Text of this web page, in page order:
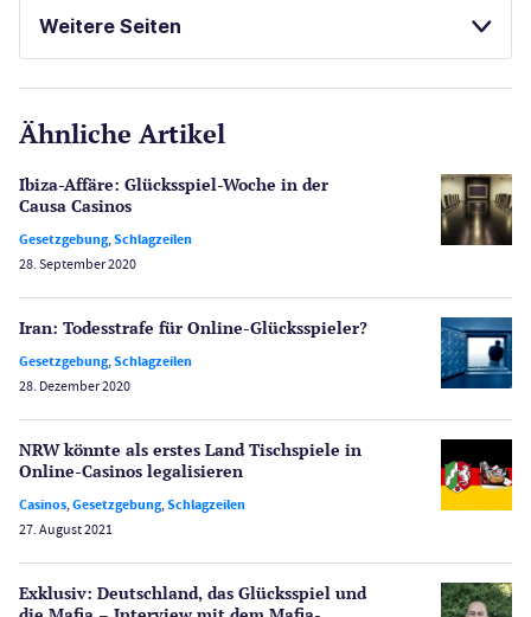
Gesetzgebung
Lotterie
Poker
Schlagzeilen
Spielerschutz
Sport
Wetten
Weitere Seiten
CasinoOnline.de
Merkur Casinos
Spielautomaten
Casino Testberichte
Ähnliche Artikel
Ibiza-Affäre: Glücksspiel-Woche in der
Causa Casinos
Gesetzgebung,Schlagzeilen
28. September 2020
Iran: Todesstrafe für Online-Glücksspieler?
Gesetzgebung,Schlagzeilen
28. Dezember 2020
NRW könnte als erstes Land Tischspiele in
Online-Casinos legalisieren
Casinos,Gesetzgebung,Schlagzeilen
27. August 2021
Exklusiv: Deutschland, das Glücksspiel und